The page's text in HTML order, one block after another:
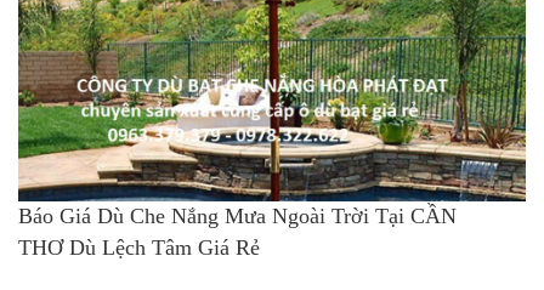
Báo Giá Dù Che Nắng Mưa Ngoài Trời Tại CẦN
THƠ Dù Lệch Tâm Giá Rẻ